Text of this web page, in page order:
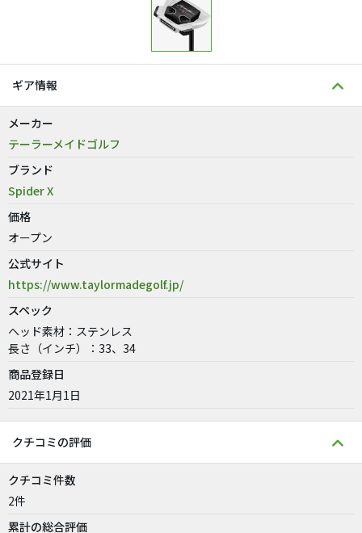
ギア情報
メーカー
テーラーメイドゴルフ
ブランド
Spider X
価格
オープン
公式サイト
https://www.taylormadegolf.jp/
スペック
ヘッド素材：ステンレス
長さ（インチ）：33、34
商品登録日
2021年1月1日
クチコミの評価
クチコミ件数
2件
累計の総合評価